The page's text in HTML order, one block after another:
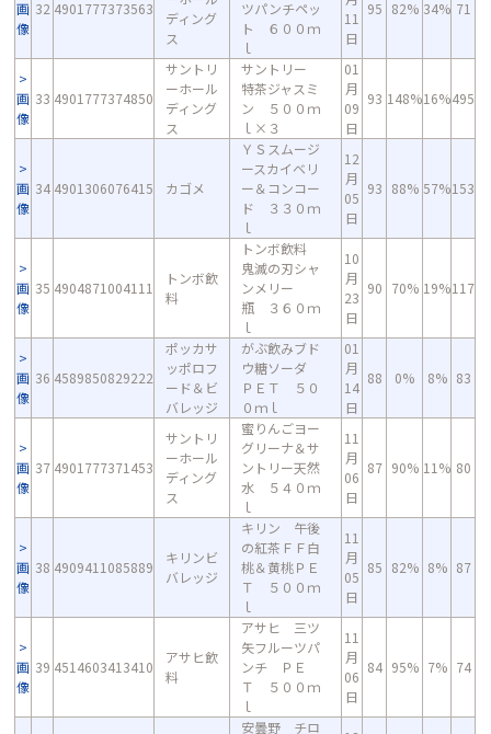
画
像
32 4901777373563
ディング
ス
ツパンチペッ
ト ６００ｍ
ｌ
11
日
95 82% 34% 71
画
像
33 4901777374850
サントリ
ーホール
ディング
ス
サントリー
特茶ジャスミ
ン ５００ｍ
ｌ×３
01
月
09
日
93 148%16%495
画
像
34 4901306076415 カゴメ
ＹＳスムージ
ースカイベリ
ー＆コンコー
ド ３３０ｍ
ｌ
12
月
05
日
93 88% 57%153
画
像
35 4904871004111
トンボ飲
料
トンボ飲料
鬼滅の刃シャ
ンメリー
瓶 ３６０ｍ
ｌ
10
月
23
日
90 70% 19%117
画
像
36 4589850829222
ポッカサ
ッポロフ
ード＆ビ
バレッジ
がぶ飲みブド
ウ糖ソーダ
ＰＥＴ ５０
０ｍｌ
01
月
14
日
88 0% 8% 83
画
像
37 4901777371453
サントリ
ーホール
ディング
ス
蜜りんごヨー
グリーナ＆サ
ントリー天然
水 ５４０ｍ
ｌ
11
月
06
日
87 90% 11% 80
画
像
38 4909411085889
キリンビ
バレッジ
キリン 午後
の紅茶ＦＦ白
桃＆黄桃ＰＥ
Ｔ ５００ｍ
ｌ
11
月
05
日
85 82% 8% 87
画
像
39 4514603413410
アサヒ飲
料
アサヒ 三ツ
矢フルーツパ
ンチ ＰＥ
Ｔ ５００ｍ
ｌ
11
月
06
日
84 95% 7% 74
安曇野 チロ